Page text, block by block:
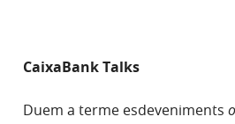
CaixaBank Talks
Duem a terme esdeveniments